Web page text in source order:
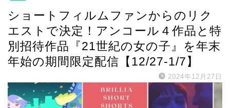
ショートフィルムファンからのリク
エストで決定！アンコール４作品と特
別招待作品『21世紀の女の子』を年末
年始の期間限定配信【12/27-1/7】
2024年12月27日